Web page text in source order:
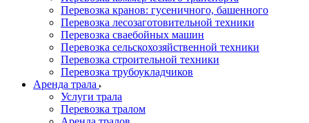
Перевозка кранов: гусеничного, башенного
Перевозка лесозаготовительной техники
Перевозка сваебойных машин
Перевозка сельскохозяйственной техники
Перевозка строительной техники
Перевозка трубоукладчиков
Аренда трала
Услуги трала
Перевозка тралом